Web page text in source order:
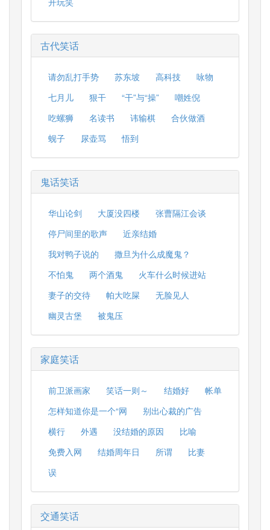
古代笑话
请勿乱打手势 苏东坡 高科技
咏物
七月儿
狠干 “干”与“操”
嘲姓倪
吃螺狮
名读书 讳输棋
合伙做酒
蚬子
尿壶骂 悟到
鬼话笑话
华山论剑 大厦没四楼
张曹隔江会谈
停尸间里的歌声
近亲结婚
我对鸭子说的
撒旦为什么成魔鬼？
不怕鬼
两个酒鬼
火车什么时候进站
妻子的交待
帕大吃屎
无脸见人
幽灵古堡
被鬼压
家庭笑话
前卫派画家 笑话一则～ 结婚好
帐单
怎样知道你是一个“网
别出心裁的广告
横行
外遇 没结婚的原因
比喻
免费入网
结婚周年日 所谓
比妻
误
交通笑话